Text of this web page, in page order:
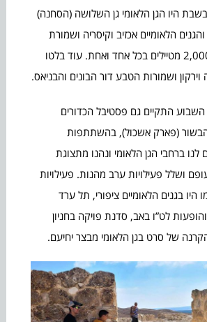
היו הגן הלאומי גן השלושה (הסחנה)
מטיילים והגנים הלאומיים אכזיב וקיסריה ושמורת
הטבע עין גדי, עם כ 2,000 מטיילים בכל אחד ואחת. עוד בלטו
ושמורות הטבע דור הבונים והבניאס.
התקיים גם פסטיבל הכדורים
הבשור (פארק אשכול), בהשתתפות
שגם לנו ברחבי הגן הלאומי ונהנו מתצוגת
ושלל פעילויות ערב מהנות. פעילויות
בגנים הלאומיים ציפורי, תל ערד
לט”ו באב, סדנת פויקה בחניון
של סרט בגן הלאומי מבצר יחיעם.